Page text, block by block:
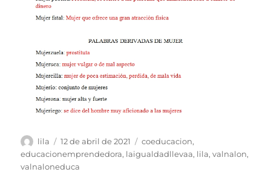
Autor
lila
Publicado
el
12 de abril de 2021 Etiquetas
coeducacion,
educacionemprendedora, laigualdadllevaa, lila,valnalon,
valnaloneduca